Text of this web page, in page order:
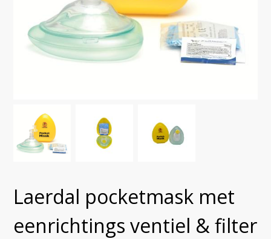
Laerdal pocketmask met
eenrichtings ventiel & filter